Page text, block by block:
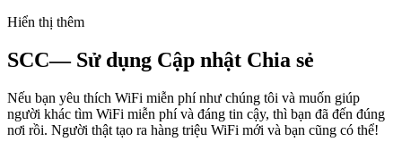
Hiển thị thêm
SCC— Sử dụng Cập nhật Chia sẻ
Nếu bạn yêu thích WiFi miễn phí như chúng tôi và muốn giúp
người khác tìm WiFi miễn phí và đáng tin cậy, thì bạn đã đến đúng
nơi rồi. Người thật tạo ra hàng triệu WiFi mới và bạn cũng có thể!